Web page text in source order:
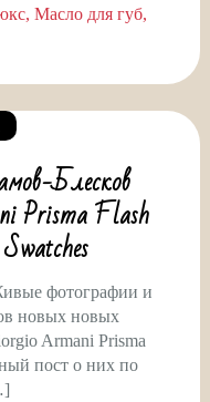
Масло для губ
Блесков
Prisma Flash
фотографии и
новых новых
Armani Prisma
пост о них по